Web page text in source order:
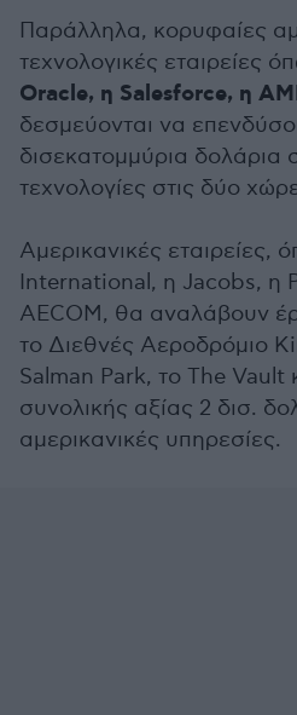
Παράλληλα, κορυφαίες
τεχνολογικές εταιρείες
Oracle, η Salesforce, η
δεσμεύονται να
δισεκατομμύρια δολάρια
τεχνολογίες στις δύο
Αμερικανικές εταιρείες,
International, η Jacobs, η
AECOM, θα αναλάβουν
το Διεθνές Αεροδρόμιο
Salman Park, το The Vault
συνολικής αξίας 2 δισ.
αμερικανικές υπηρεσίες.